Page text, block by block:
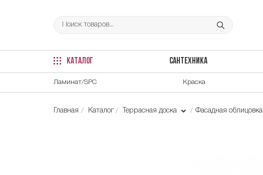
КАТАЛОГ САНТЕХНИКА
Ламинат/SPC Краска
Главная Каталог Террасная доска Фасадная облицовка